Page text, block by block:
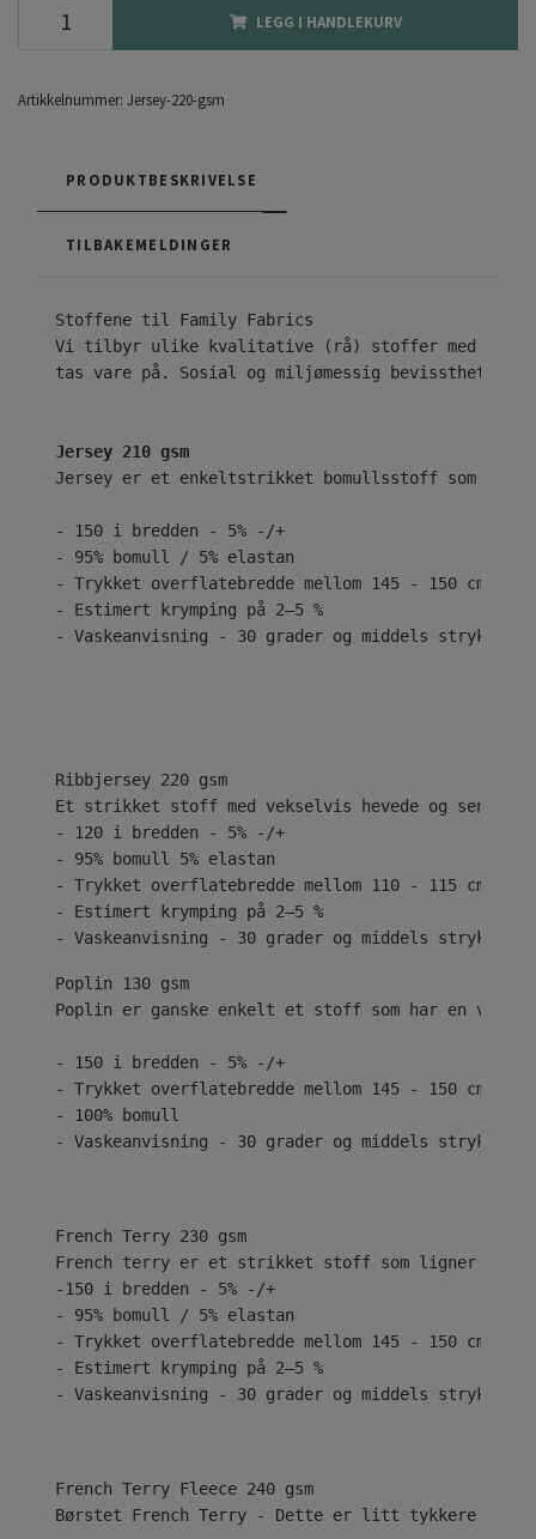
LEGG I HANDLEKURV
Artikkelnummer: Jersey-220-gsm
PRODUKTBESKRIVELSE
TILBAKEMELDINGER
Vi tilbyr ulike kvalitative (rå) stoffer med
tas vare på. Sosial og miljømessig bevissthet
Jersey 210 gsm
Jersey er et enkeltstrikket bomullsstoff som er
- 150 i bredden - 5% -/+
- 95% bomull / 5% elastan
- Trykket overflatebredde mellom 145 - 150 cm
- Estimert krymping på 2–5 %
- Vaskeanvisning - 30 grader og middels stryk
Ribbjersey 220 gsm
Et strikket stoff med vekselvis hevede og
- 120 i bredden - 5% -/+
- 95% bomull 5% elastan
- Trykket overflatebredde mellom 110 - 115 cm
- Estimert krymping på 2–5 %
- Vaskeanvisning - 30 grader og middels stryk
Poplin 130 gsm
Poplin er ganske enkelt et stoff som har en
- 150 i bredden - 5% -/+
- Trykket overflatebredde mellom 145 - 150 cm
- 100% bomull
- Vaskeanvisning - 30 grader og middels stryk
French Terry 230 gsm
French terry er et strikket stoff som ligner på
-150 i bredden - 5% -/+
- 95% bomull / 5% elastan
- Trykket overflatebredde mellom 145 - 150 cm
- Estimert krymping på 2–5 %
- Vaskeanvisning - 30 grader og middels stryk
Børstet French Terry - Dette er litt tykkere med